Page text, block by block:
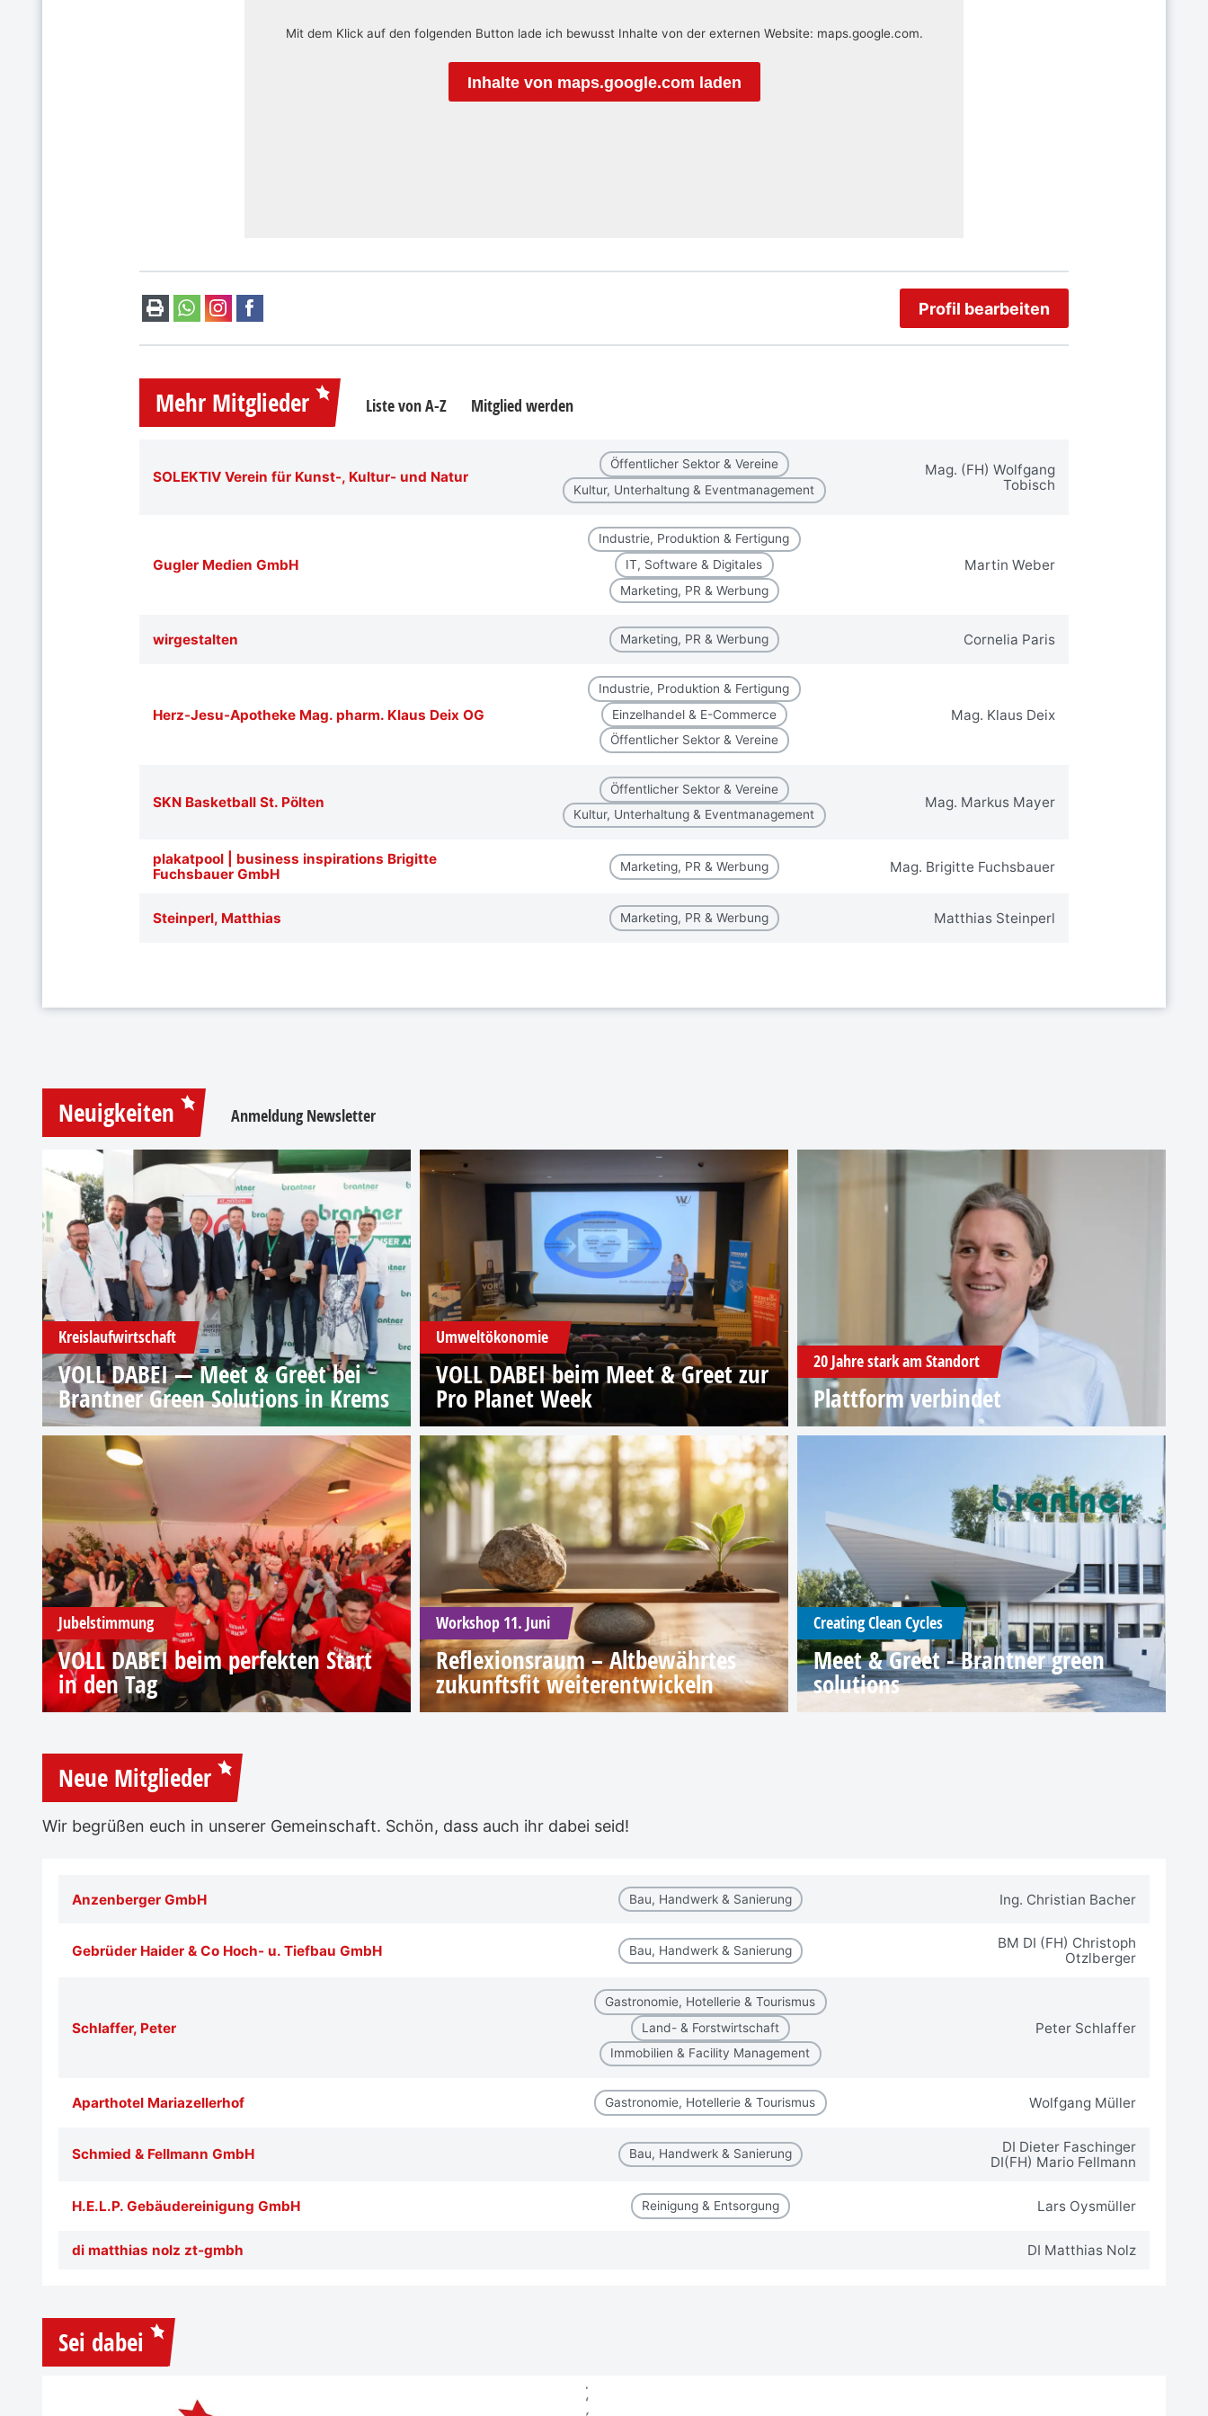
Mit dem Klick auf den folgenden Button lade ich bewusst Inhalte von der externen Website: maps.google.com.
Inhalte von maps.google.com laden
Profil bearbeiten
Mehr Mitglieder Liste von A-Z Mitglied werden
SOLEKTIV Verein für Kunst-, Kultur- und Natur
Öffentlicher Sektor & Vereine
Kultur, Unterhaltung & Eventmanagement
Mag. (FH) Wolfgang
Tobisch
Gugler Medien GmbH
Industrie, Produktion & Fertigung
IT, Software & Digitales
Marketing, PR & Werbung
Martin Weber
wirgestalten Marketing, PR & Werbung Cornelia Paris
Herz-Jesu-Apotheke Mag. pharm. Klaus Deix OG
Industrie, Produktion & Fertigung
Einzelhandel & E-Commerce
Öffentlicher Sektor & Vereine
Mag. Klaus Deix
SKN Basketball St. Pölten
Öffentlicher Sektor & Vereine
Kultur, Unterhaltung & Eventmanagement
Mag. Markus Mayer
plakatpool | business inspirations Brigitte
Fuchsbauer GmbH
Marketing, PR & Werbung Mag. Brigitte Fuchsbauer
Steinperl, Matthias Marketing, PR & Werbung Matthias Steinperl
Neuigkeiten Anmeldung Newsletter
Kreislaufwirtschaft
VOLL DABEI — Meet & Greet bei
Brantner Green Solutions in Krems
Umweltökonomie
VOLL DABEI beim Meet & Greet zur
Pro Planet Week
20 Jahre stark am Standort
Plattform verbindet
Jubelstimmung
VOLL DABEI beim perfekten Start
in den Tag
Workshop 11. Juni
Reflexionsraum – Altbewährtes
zukunftsfit weiterentwickeln
Creating Clean Cycles
Meet & Greet - Brantner green
solutions
Neue Mitglieder
Wir begrüßen euch in unserer Gemeinschaft. Schön, dass auch ihr dabei seid!
Anzenberger GmbH Bau, Handwerk & Sanierung Ing. Christian Bacher
Gebrüder Haider & Co Hoch- u. Tiefbau GmbH Bau, Handwerk & Sanierung
BM DI (FH) Christoph
Otzlberger
Schlaffer, Peter
Gastronomie, Hotellerie & Tourismus
Land- & Forstwirtschaft
Immobilien & Facility Management
Peter Schlaffer
Aparthotel Mariazellerhof Gastronomie, Hotellerie & Tourismus Wolfgang Müller
Schmied & Fellmann GmbH Bau, Handwerk & Sanierung
DI Dieter Faschinger
DI(FH) Mario Fellmann
H.E.L.P. Gebäudereinigung GmbH Reinigung & Entsorgung Lars Oysmüller
di matthias nolz zt-gmbh DI Matthias Nolz
Sei dabei